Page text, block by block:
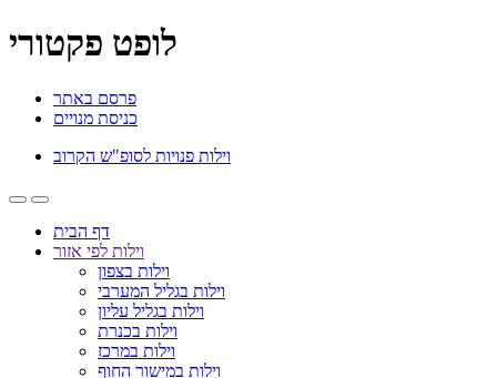
לופט פקטורי
פרסם באתר
כניסת מנויים
וילות פנויות לסופ"ש הקרוב
דף הבית
וילות לפי אזור
וילות בצפון
וילות בגליל המערבי
וילות בגליל עליון
וילות בכנרת
וילות במרכז
וילות במישור החוף